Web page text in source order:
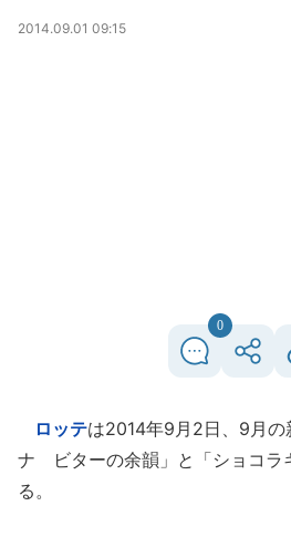
2014.09.01 09:15
0
ロッテは2014年9月2日、9月の
ナ ビターの余韻」と「ショコラ
る。